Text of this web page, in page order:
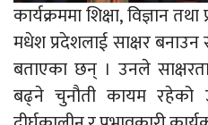
कार्यक्रममा शिक्षा, विज्ञान
मधेश प्रदेशलाई साक्षर
बताएका छन् । उनले
बढ्ने चुनौती कायम रहेको